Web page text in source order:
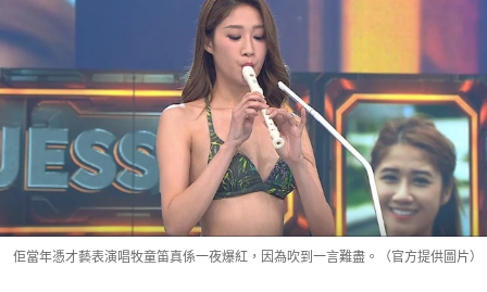
佢當年憑才藝表演唱牧童笛真係一夜爆紅，因為吹到一言難盡。（官方提供圖片）